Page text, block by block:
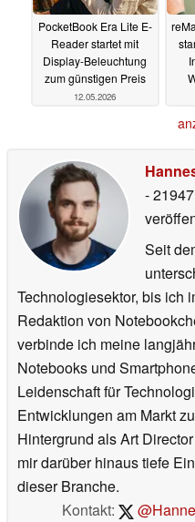
PocketBook Era Lite E-
Reader startet mit
Display-Beleuchtung
zum günstigen Preis
12.05.2026
-
Seit
Technologiesektor, bis ich
Redaktion von
verbinde ich meine
Notebooks und
Leidenschaft für
Entwicklungen am Markt
Hintergrund als Art
mir darüber hinaus tiefe
dieser Branche.
Kontakt: